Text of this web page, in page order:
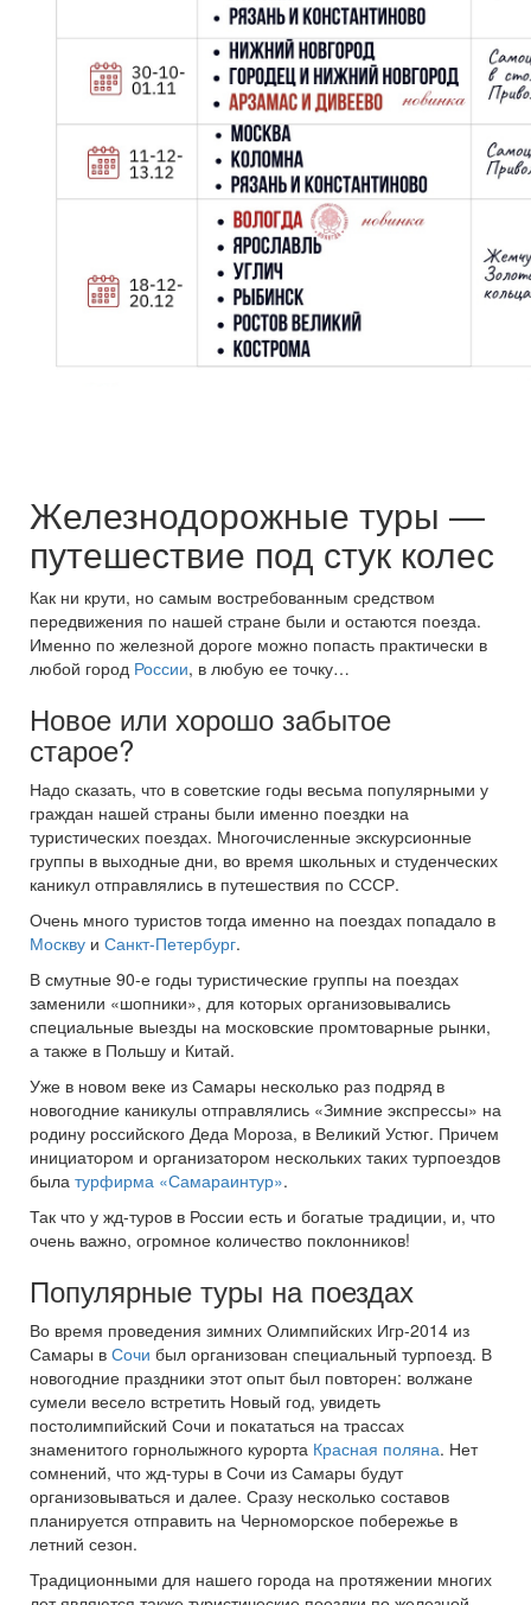
Железнодорожные туры —
путешествие под стук колес
Как ни крути, но самым востребованным средством
передвижения по нашей стране были и остаются поезда.
Именно по железной дороге можно попасть практически в
любой город России, в любую ее точку…
Новое или хорошо забытое
старое?
Надо сказать, что в советские годы весьма популярными у
граждан нашей страны были именно поездки на
туристических поездах. Многочисленные экскурсионные
группы в выходные дни, во время школьных и студенческих
каникул отправлялись в путешествия по СССР.
Очень много туристов тогда именно на поездах попадало в
Москву и Санкт-Петербург.
В смутные 90-е годы туристические группы на поездах
заменили «шопники», для которых организовывались
специальные выезды на московские промтоварные рынки,
а также в Польшу и Китай.
Уже в новом веке из Самары несколько раз подряд в
новогодние каникулы отправлялись «Зимние экспрессы» на
родину российского Деда Мороза, в Великий Устюг. Причем
инициатором и организатором нескольких таких турпоездов
была турфирма «Самараинтур».
Так что у жд-туров в России есть и богатые традиции, и, что
очень важно, огромное количество поклонников!
Популярные туры на поездах
Во время проведения зимних Олимпийских Игр-2014 из
Самары в Сочи был организован специальный турпоезд. В
новогодние праздники этот опыт был повторен: волжане
сумели весело встретить Новый год, увидеть
постолимпийский Сочи и покататься на трассах
знаменитого горнолыжного курорта Красная поляна. Нет
сомнений, что жд-туры в Сочи из Самары будут
организовываться и далее. Сразу несколько составов
планируется отправить на Черноморское побережье в
летний сезон.
Традиционными для нашего города на протяжении многих